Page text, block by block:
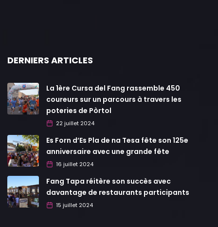
DERNIERS ARTICLES
La 1ère Cursa del Fang rassemble 450
coureurs sur un parcours à travers les
poteries de Pòrtol
22 juillet 2024
Es Forn d’Es Pla de na Tesa fête son 125e
anniversaire avec une grande fête
16 juillet 2024
Fang Tapa réitère son succès avec
davantage de restaurants participants
15 juillet 2024